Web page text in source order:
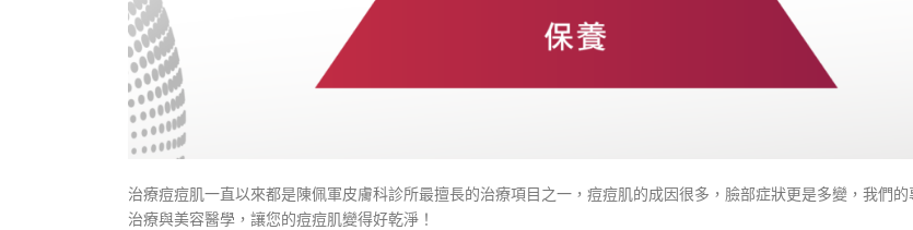
治療痘痘肌一直以來都是陳佩軍皮膚科診所最擅長的治療項目之一，痘痘肌的成因很多，臉部症狀更是多變，我們的
治療與美容醫學，讓您的痘痘肌變得好乾淨！